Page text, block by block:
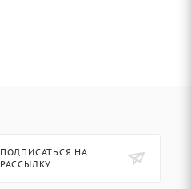
ПОДПИСАТЬСЯ НА
РАССЫЛКУ